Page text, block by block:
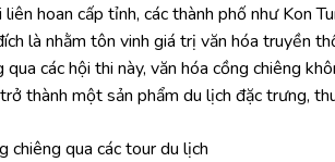
liên hoan cấp tỉnh, các thành phố như Kon
là nhằm tôn vinh giá trị văn hóa truyền
qua các hội thi này, văn hóa cồng chiêng
thành một sản phẩm du lịch đặc trưng,
chiêng qua các tour du lịch